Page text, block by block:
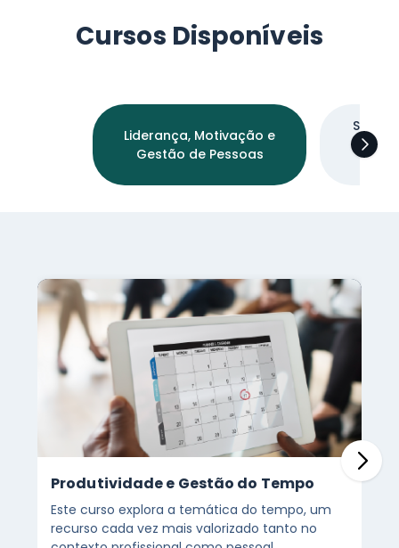
Cursos Disponíveis
Liderança, Motivação e
Gestão de Pessoas
Produtividade e Gestão do Tempo
Este curso explora a temática do tempo, um
recurso cada vez mais valorizado tanto no